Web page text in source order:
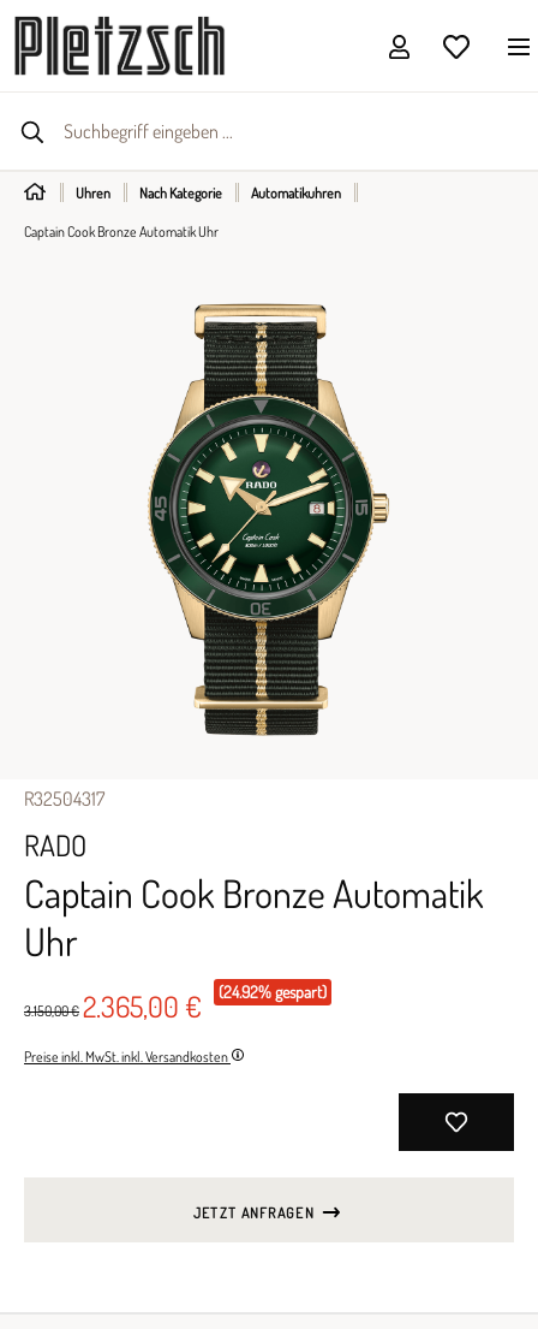
Uhren Nach Kategorie Automatikuhren
Captain Cook Bronze Automatik Uhr
R32504317
RADO
Captain Cook Bronze Automatik
Uhr
3.150,00 € 2.365,00 € (24.92% gespart)
Preise inkl. MwSt. inkl. Versandkosten
JETZT ANFRAGEN